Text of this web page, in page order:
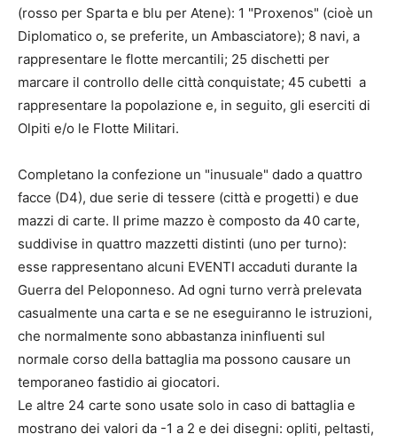
(rosso per Sparta e blu per Atene): 1 "Proxenos" (cioè un
Diplomatico o, se preferite, un Ambasciatore); 8 navi, a
rappresentare le flotte mercantili; 25 dischetti per
marcare il controllo delle città conquistate; 45 cubetti a
rappresentare la popolazione e, in seguito, gli eserciti di
Olpiti e/o le Flotte Militari.
Completano la confezione un "inusuale" dado a quattro
facce (D4), due serie di tessere (città e progetti) e due
mazzi di carte. Il prime mazzo è composto da 40 carte,
suddivise in quattro mazzetti distinti (uno per turno):
esse rappresentano alcuni EVENTI accaduti durante la
Guerra del Peloponneso. Ad ogni turno verrà prelevata
casualmente una carta e se ne eseguiranno le istruzioni,
che normalmente sono abbastanza ininfluenti sul
normale corso della battaglia ma possono causare un
temporaneo fastidio ai giocatori.
Le altre 24 carte sono usate solo in caso di battaglia e
mostrano dei valori da -1 a 2 e dei disegni: opliti, peltasti,